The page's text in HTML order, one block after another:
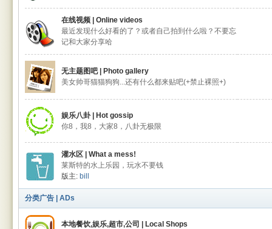
在线视频 | Online videos
最近发现什么好看的了？或者自己拍到什么啦？不要忘
记和大家分享哈
无主题图吧 | Photo gallery
美女帅哥猫猫狗狗...还有什么都来贴吧(+禁止裸照+)
娱乐八卦 | Hot gossip
你8，我8，大家8，八卦无极限
灌水区 | What a mess!
莱斯特的水上乐园，玩水不要钱
版主: bill
分类广告 | ADs
本地餐饮,娱乐,超市,公司 | Local Shops